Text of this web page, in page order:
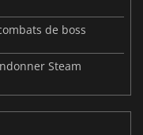
de boss
Steam